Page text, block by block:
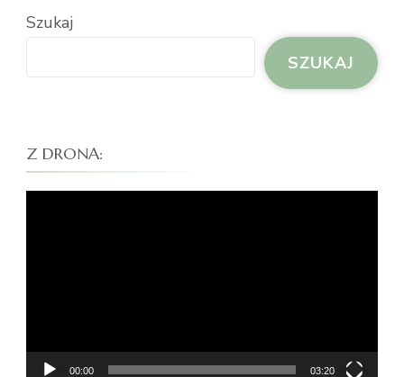
Szukaj
SZUKAJ
Z DRONA:
00:00 03:20